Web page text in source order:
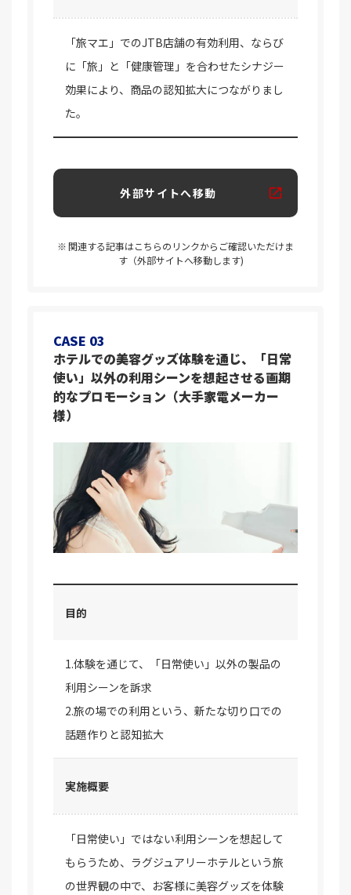
「旅マエ」でのJTB店舗の有効利用、ならび
に「旅」と「健康管理」を合わせたシナジー
効果により、商品の認知拡大につながりまし
た。
外部サイトへ移動
関連する記事はこちらのリンクからご確認いただけま
す（外部サイトへ移動します)
CASE 03
ホテルでの美容グッズ体験を通じ、「日常
使い」以外の利用シーンを想起させる画期
的なプロモーション（大手家電メーカー
様）
目的
1.体験を通じて、「日常使い」以外の製品の
利用シーンを訴求
2.旅の場での利用という、新たな切り口での
話題作りと認知拡大
実施概要
「日常使い」ではない利用シーンを想起して
もらうため、ラグジュアリーホテルという旅
の世界観の中で、お客様に美容グッズを体験